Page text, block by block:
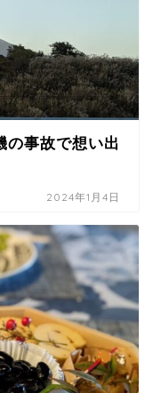
の事故で想い出
2024年1月4日